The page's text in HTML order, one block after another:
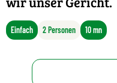
Einfach 2 Personen 10 mn